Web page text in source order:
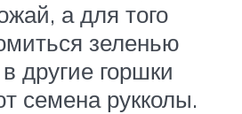
а для того
зеленью
другие горшки
семена рукколы.